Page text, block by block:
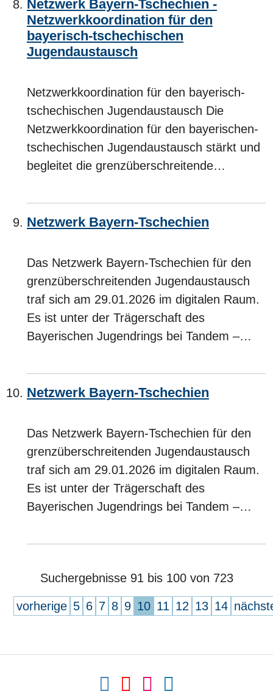
Netzwerk Bayern-Tschechien -
Netzwerkkoordination für den
bayerisch-tschechischen
Jugendaustausch
Netzwerkkoordination für den bayerisch-
tschechischen Jugendaustausch Die
Netzwerkkoordination für den bayerischen-
tschechischen Jugendaustausch stärkt und
begleitet die grenzüberschreitende…
Netzwerk Bayern-Tschechien
Das Netzwerk Bayern-Tschechien für den
grenzüberschreitenden Jugendaustausch
traf sich am 29.01.2026 im digitalen Raum.
Es ist unter der Trägerschaft des
Bayerischen Jugendrings bei Tandem –…
Netzwerk Bayern-Tschechien
Das Netzwerk Bayern-Tschechien für den
grenzüberschreitenden Jugendaustausch
traf sich am 29.01.2026 im digitalen Raum.
Es ist unter der Trägerschaft des
Bayerischen Jugendrings bei Tandem –…
Suchergebnisse 91 bis 100 von 723
vorherige 5 6 7 8 9 10 11 12 13 14